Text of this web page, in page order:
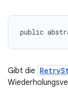
public
Gibt die